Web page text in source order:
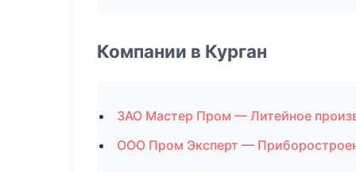
Компании в Курган
ЗАО Мастер Пром — Литейное
ООО Пром Эксперт —